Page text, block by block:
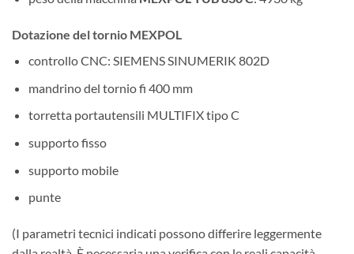
Dotazione del tornio MEXPOL
controllo CNC: SIEMENS SINUMERIK 802D
mandrino del tornio fi 400 mm
torretta portautensili MULTIFIX tipo C
supporto fisso
supporto mobile
punte
(I parametri tecnici indicati possono differire leggermente